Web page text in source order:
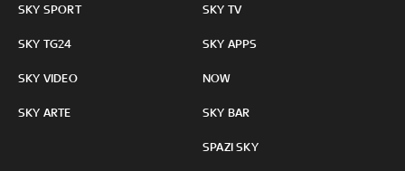
SKY SPORT
SKY TG24
SKY VIDEO
SKY ARTE
SKY TV
SKY APPS
NOW
SKY BAR
SPAZI SKY